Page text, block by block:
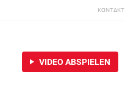
KONTAKT
VIDEO ABSPIELEN